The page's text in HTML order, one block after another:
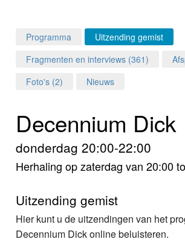
Home
Foto's
Video
Webcam
Programma
Uitzending gemist
Fragmenten en interviews (361)
Foto's (2)
Nieuws
Decennium Dick
donderdag 20:00-22:00
Herhaling op zaterdag van 20:00
Uitzending gemist
Hier kunt u de uitzendingen van het
Decennium Dick online beluisteren.